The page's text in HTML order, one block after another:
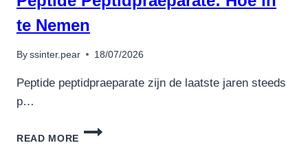
PROVIDES
LINE
te Nemen
By ssinter.pear 18/07/2026
Peptide peptidpraeparate zijn de laatste jaren steeds
p…
READ MORE
PEPTIDE